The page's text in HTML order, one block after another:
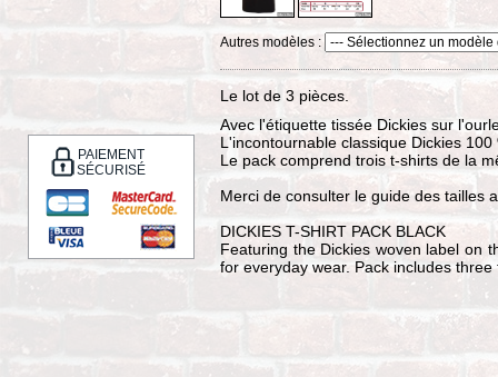
PAIEMENT
SÉCURISÉ
Autres modèles :
Le lot de 3 pièces.
Avec l'étiquette tissée Dickies sur
L'incontournable classique Dickies
Le pack comprend trois t-shirts de la
Merci de consulter le guide des tailles
DICKIES T-SHIRT PACK BLACK
Featuring the Dickies woven label on
for everyday wear. Pack includes